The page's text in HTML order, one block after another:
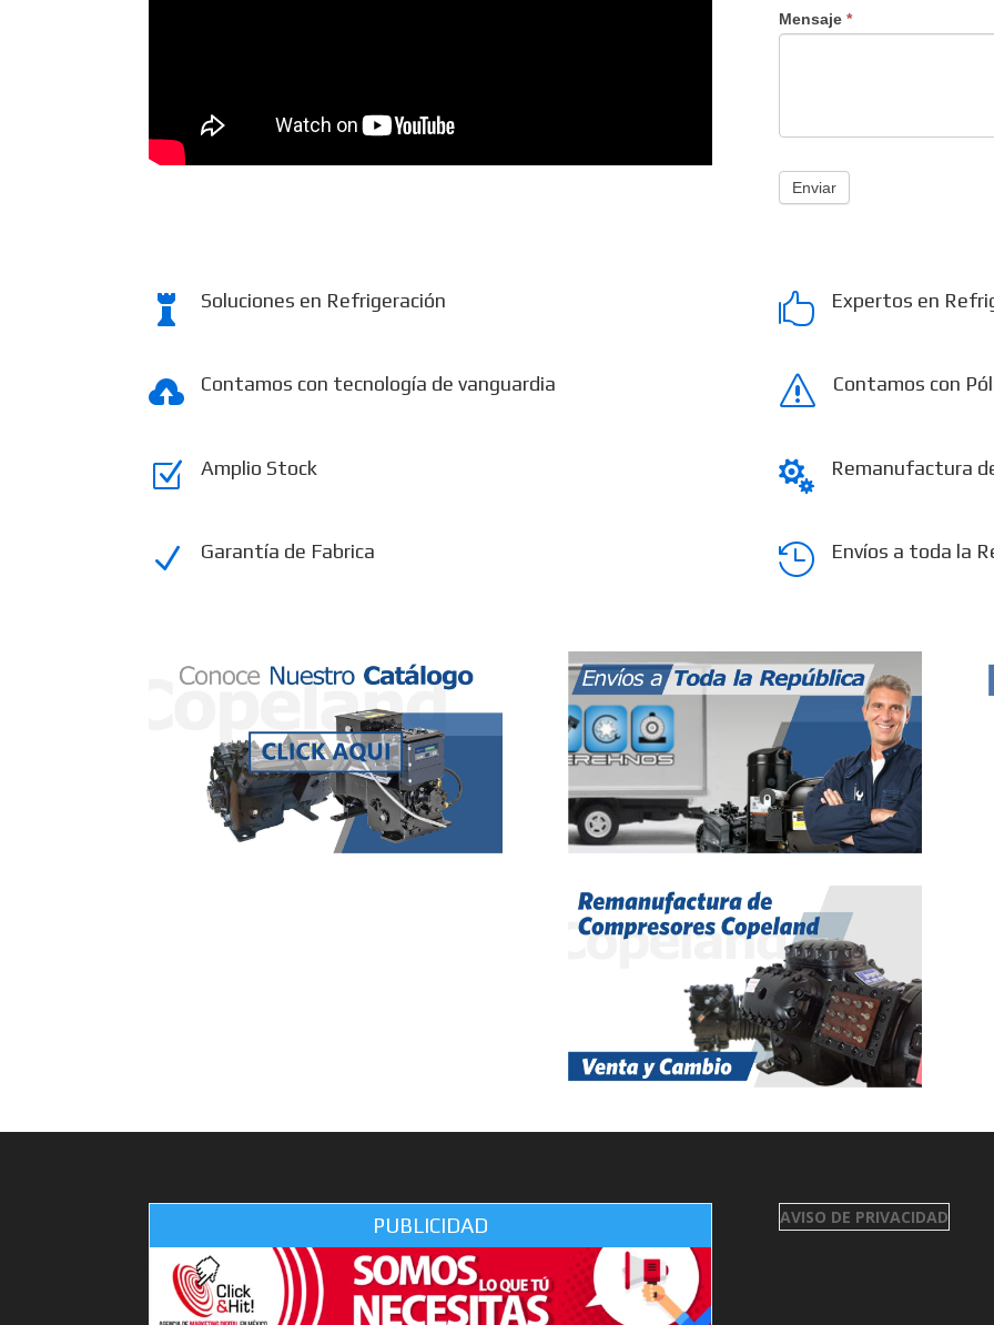
Mensaje *
Enviar
 Soluciones en Refrigeración
 Contamos con tecnología de vanguardia
Z Amplio Stock
N Garantía de Fabrica
 Expertos en
s Contamos con
 Remanufactura
 Envíos a toda la
PUBLICIDAD AVISO DE PRIVACIDAD